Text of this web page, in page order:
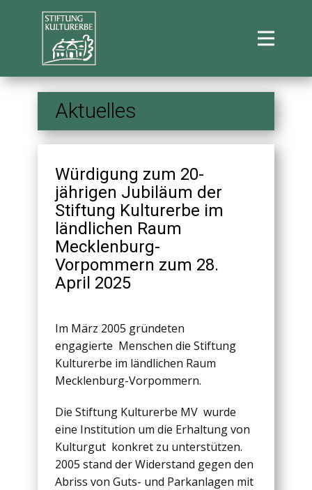
Aktuelles
Würdigung zum 20-
jährigen Jubiläum der
Stiftung Kulturerbe im
ländlichen Raum
Mecklenburg-
Vorpommern zum 28.
April 2025
Im März 2005 gründeten
engagierte Menschen die Stiftung
Kulturerbe im ländlichen Raum
Mecklenburg-Vorpommern.
Die Stiftung Kulturerbe MV wurde
eine Institution um die Erhaltung von
Kulturgut konkret zu unterstützen.
2005 stand der Widerstand gegen den
Abriss von Guts- und Parkanlagen mit